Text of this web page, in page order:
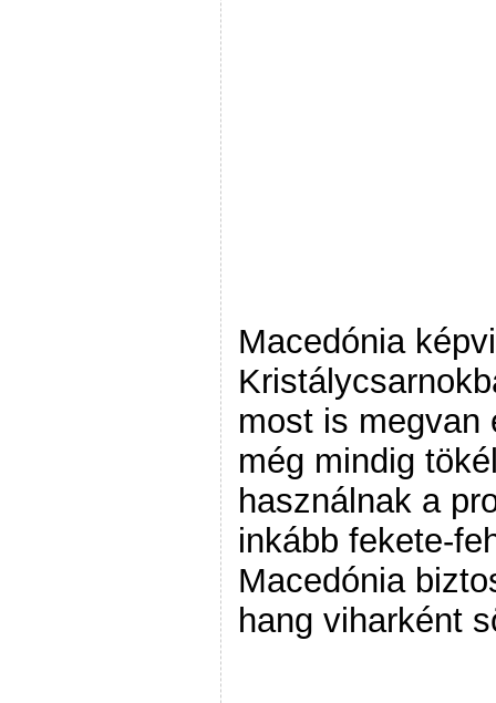
Macedónia
most is megvan
még mindig
használnak a
inkább fekete-
Macedónia
hang viharként